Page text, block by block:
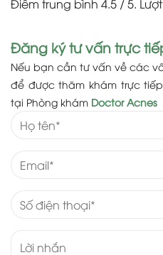
Điểm trung bình 4.5 / 5.
Đăng ký tư vấn trực
Nếu bạn cần tư vấn về các
để được thăm khám trực
tại Phòng khám Doctor Acnes